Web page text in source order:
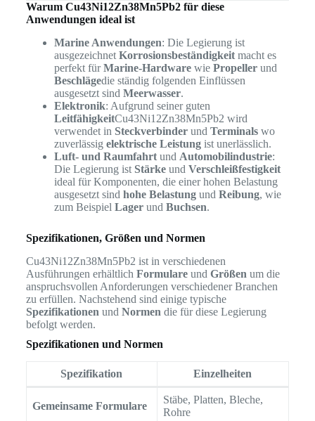
Warum Cu43Ni12Zn38Mn5Pb2 für diese
Anwendungen ideal ist
Marine Anwendungen: Die Legierung ist
ausgezeichnet Korrosionsbeständigkeitmacht es
perfekt fürMarine-Hardwarewie Propellerund
Beschlägedie ständig folgenden Einflüssen
ausgesetzt sind Meerwasser.
Elektronik: Aufgrund seiner guten
LeitfähigkeitCu43Ni12Zn38Mn5Pb2 wird
verwendet in Steckverbinderund Terminalswo
zuverlässig elektrische Leistungist unerlässlich.
Luft- und Raumfahrtund Automobilindustrie:
Die Legierung ist Stärkeund Verschleißfestigkeit
ideal für Komponenten, die einer hohen Belastung
ausgesetzt sind hohe Belastungund Reibung, wie
zum Beispiel Lagerund Buchsen.
Spezifikationen, Größen und Normen
Cu43Ni12Zn38Mn5Pb2 ist in verschiedenen
Ausführungen erhältlich Formulareund Größen um die
anspruchsvollen Anforderungen verschiedener Branchen
zu erfüllen. Nachstehend sind einige typische
Spezifikationen und Normen die für diese Legierung
befolgt werden.
Spezifikationen und Normen
Spezifikation Einzelheiten
Gemeinsame Formulare
Stäbe, Platten, Bleche,
Rohre